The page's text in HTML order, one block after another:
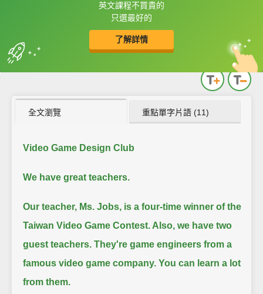
英文課程不買貴的
只選最好的
了解詳情
框選或點兩下字幕可以直接查字典喔！
中
英
全文瀏覽 重點單字片語 (11)
Video Game Design Club
We have great teachers.
Our teacher, Ms. Jobs, is a four-time winner of the
Taiwan Video Game Contest. Also, we have two
guest teachers. They're game engineers from a
famous video game company. You can learn a lot
from them.